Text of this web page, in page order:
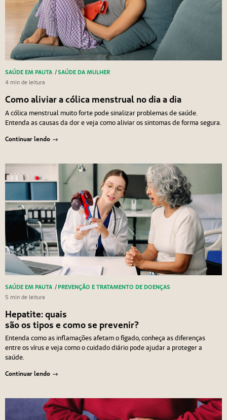
SAÚDE EM PAUTA /SAÚDE DA MULHER
4 min de leitura
Como aliviar a cólica menstrual no dia a dia
A cólica menstrual muito forte pode sinalizar problemas de saúde.
Entenda as causas da dor e veja como aliviar os sintomas de forma segura.
Continuar lendo
SAÚDE EM PAUTA / PREVENÇÃO E TRATAMENTO DE DOENÇAS
5 min de leitura
Hepatite: quais
são os tipos e como se prevenir?
Entenda como as inflamações afetam o fígado, conheça as diferenças
entre os vírus e veja como o cuidado diário pode ajudar a proteger a
saúde.
Continuar lendo